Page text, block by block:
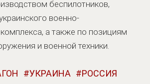
беспилотников,
военно-
а также по позициям
и военной техники.
УКРАИНА
РОССИЯ